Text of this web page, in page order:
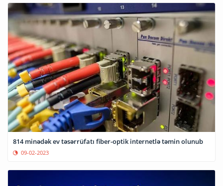
814 minədək ev təsərrüfatı fiber-optik internetlə təmin olunub
09-02-2023